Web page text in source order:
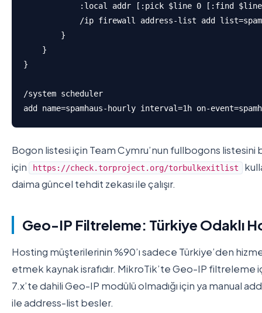
:local addr [:pick $line 0 [:find
/ip firewall address-list add
        }
    }
}
/system scheduler
add name=spamhaus-hourly interval=1h on-
Bogon listesi için Team Cymru’nun fullbogons
için
https://check.torproject.org/torbulkexitlist
daima güncel tehdit zekası ile çalışır.
Geo-IP Filtreleme: Türkiye Odaklı
Hosting müşterilerinin %90’ı sadece Türkiye’den
etmek kaynak israfıdır. MikroTik’te Geo-IP filtreleme
7.x’te dahili Geo-IP modülü olmadığı için ya manual
ile address-list besler.